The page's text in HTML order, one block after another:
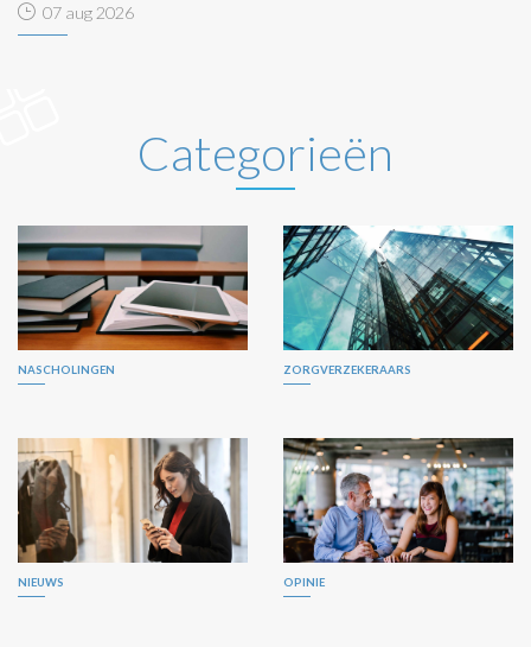
07 aug 2026
Categorieën
NASCHOLINGEN ZORGVERZEKERAARS
NIEUWS OPINIE